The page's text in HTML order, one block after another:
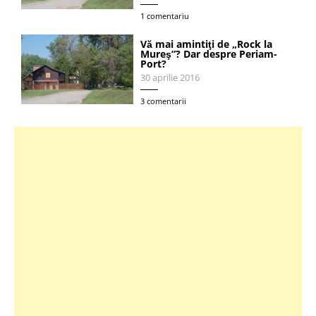
1 comentariu
Vă mai amintiţi de „Rock la
Mureş”? Dar despre Periam-
Port?
30 aprilie 2016
3 comentarii